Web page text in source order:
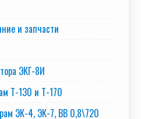
и запчасти
ЭКГ-8И
Т-130 и Т-170
ЭК-4, ЭК-7, ВВ 0,8\720